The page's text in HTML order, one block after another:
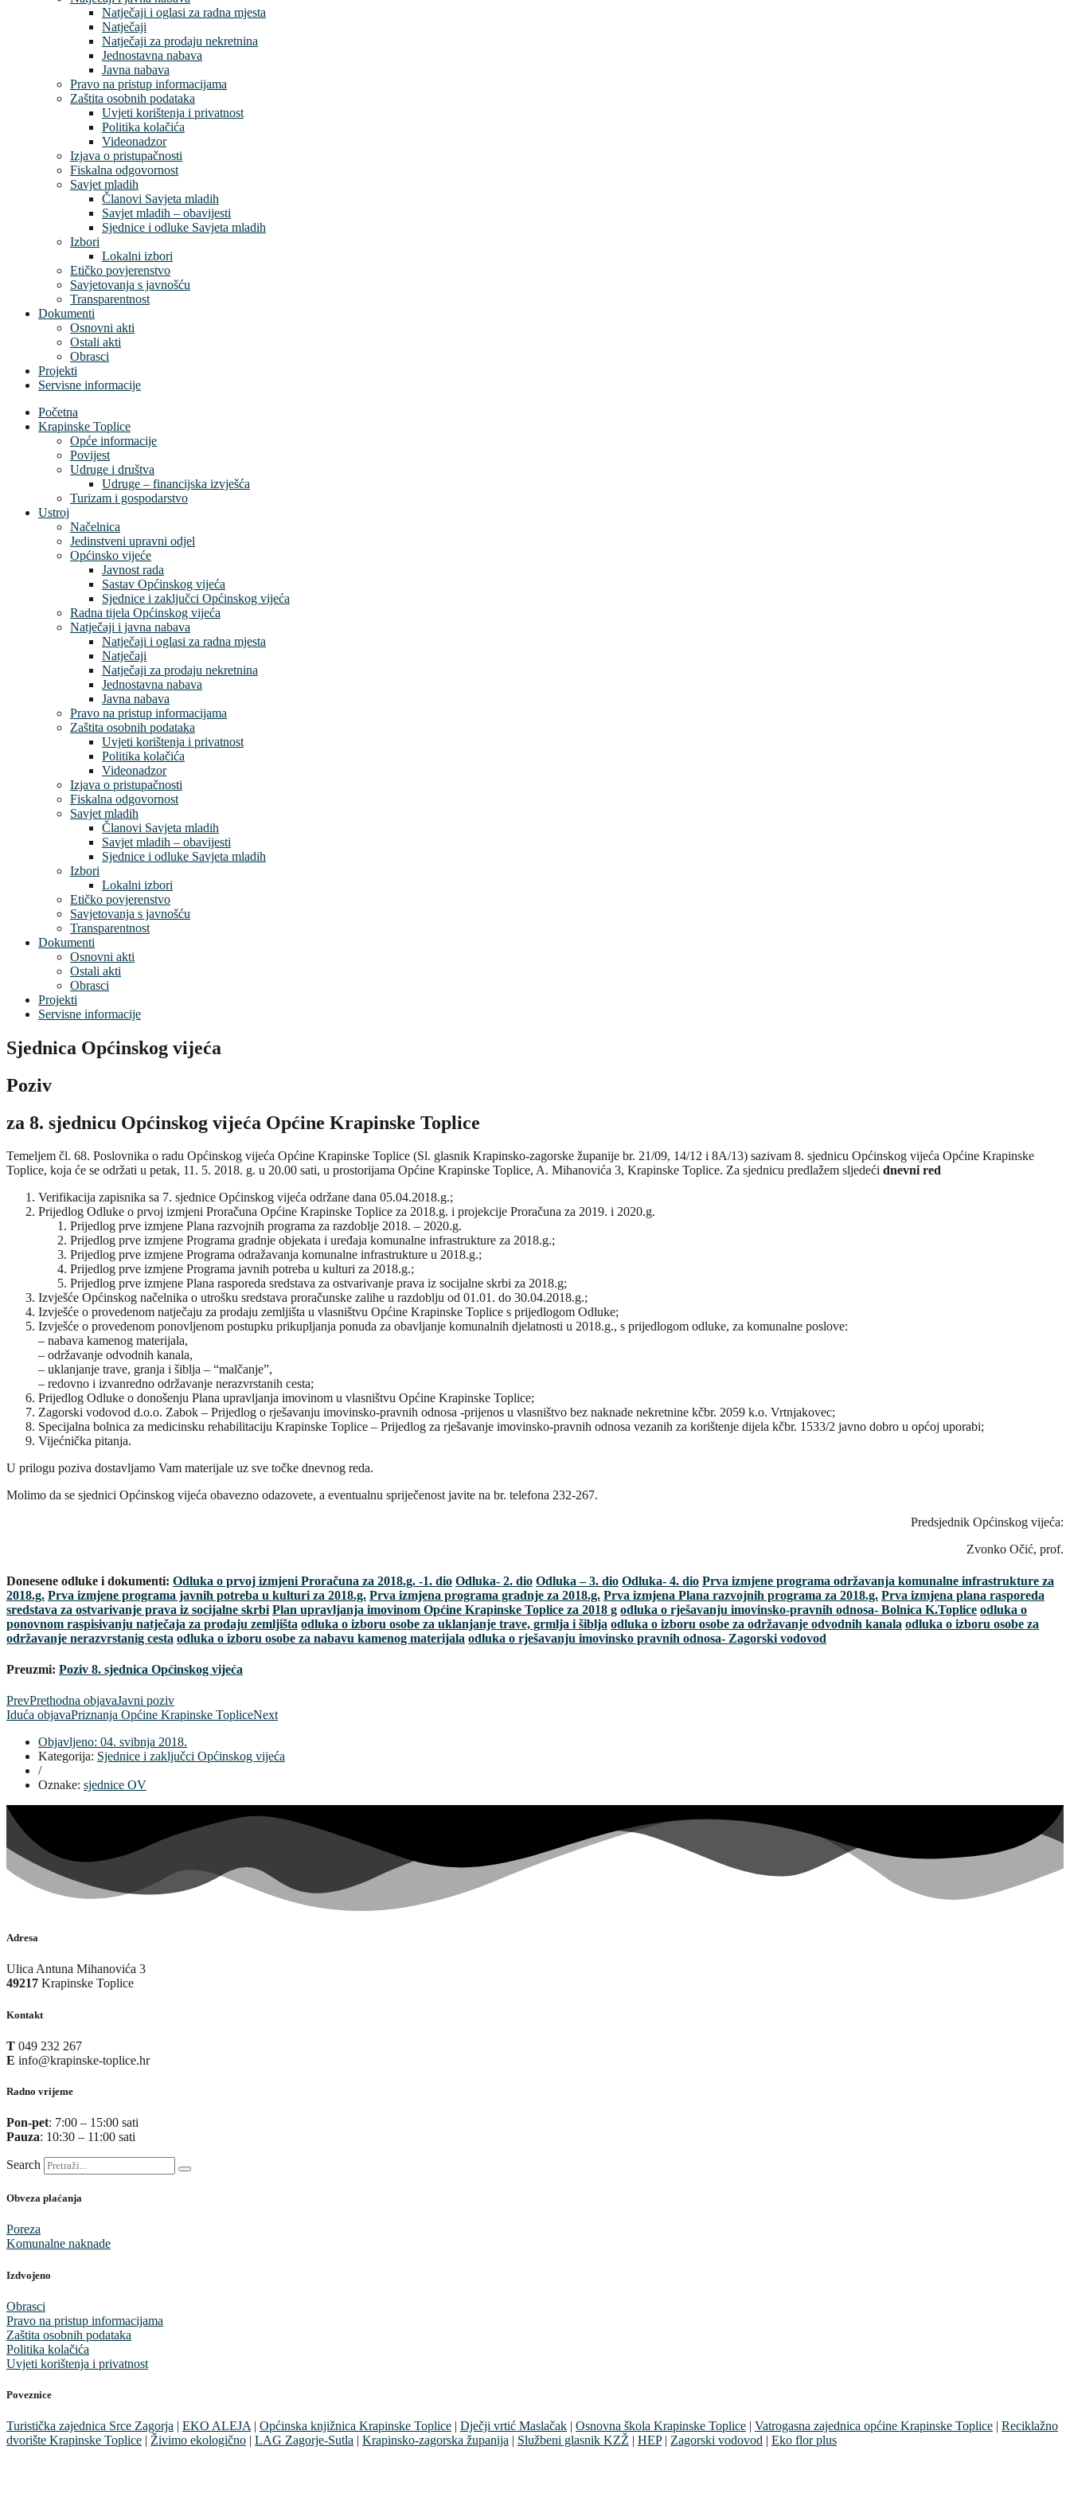
Natječaji i oglasi za radna mjesta
Natječaji
Natječaji za prodaju nekretnina
Jednostavna nabava
Javna nabava
Pravo na pristup informacijama
Zaštita osobnih podataka
Uvjeti korištenja i privatnost
Politika kolačića
Videonadzor
Izjava o pristupačnosti
Fiskalna odgovornost
Savjet mladih
Članovi Savjeta mladih
Savjet mladih – obavijesti
Sjednice i odluke Savjeta mladih
Izbori
Lokalni izbori
Etičko povjerenstvo
Savjetovanja s javnošću
Transparentnost
Dokumenti
Osnovni akti
Ostali akti
Obrasci
Projekti
Servisne informacije
Početna
Krapinske Toplice
Opće informacije
Povijest
Udruge i društva
Udruge – financijska izvješća
Turizam i gospodarstvo
Ustroj
Načelnica
Jedinstveni upravni odjel
Općinsko vijeće
Javnost rada
Sastav Općinskog vijeća
Sjednice i zaključci Općinskog vijeća
Radna tijela Općinskog vijeća
Natječaji i javna nabava
Natječaji i oglasi za radna mjesta
Natječaji
Natječaji za prodaju nekretnina
Jednostavna nabava
Javna nabava
Pravo na pristup informacijama
Zaštita osobnih podataka
Uvjeti korištenja i privatnost
Politika kolačića
Videonadzor
Izjava o pristupačnosti
Fiskalna odgovornost
Savjet mladih
Članovi Savjeta mladih
Savjet mladih – obavijesti
Sjednice i odluke Savjeta mladih
Izbori
Lokalni izbori
Etičko povjerenstvo
Savjetovanja s javnošću
Transparentnost
Dokumenti
Osnovni akti
Ostali akti
Obrasci
Projekti
Servisne informacije
Sjednica Općinskog vijeća
Poziv
za 8. sjednicu Općinskog vijeća Općine Krapinske Toplice
Temeljem čl. 68. Poslovnika o radu Općinskog vijeća Općine Krapinske Toplice (Sl. glasnik Krapinsko-zagorske županije br. 21/09, 14/12 i 8A/13) sazivam 8. sjednicu Općinskog vijeća Općine Krapinske
Toplice, koja će se održati u petak, 11. 5. 2018. g. u 20.00 sati, u prostorijama Općine Krapinske Toplice, A. Mihanovića 3, Krapinske Toplice. Za sjednicu predlažem sljedeći dnevni red
Verifikacija zapisnika sa 7. sjednice Općinskog vijeća održane dana 05.04.2018.g.;
Prijedlog Odluke o prvoj izmjeni Proračuna Općine Krapinske Toplice za 2018.g. i projekcije Proračuna za 2019. i 2020.g.
Prijedlog prve izmjene Plana razvojnih programa za razdoblje 2018. – 2020.g.
Prijedlog prve izmjene Programa gradnje objekata i uređaja komunalne infrastrukture za 2018.g.;
Prijedlog prve izmjene Programa odražavanja komunalne infrastrukture u 2018.g.;
Prijedlog prve izmjene Programa javnih potreba u kulturi za 2018.g.;
Prijedlog prve izmjene Plana rasporeda sredstava za ostvarivanje prava iz socijalne skrbi za 2018.g;
Izvješće Općinskog načelnika o utrošku sredstava proračunske zalihe u razdoblju od 01.01. do 30.04.2018.g.;
Izvješće o provedenom natječaju za prodaju zemljišta u vlasništvu Općine Krapinske Toplice s prijedlogom Odluke;
Izvješće o provedenom ponovljenom postupku prikupljanja ponuda za obavljanje komunalnih djelatnosti u 2018.g., s prijedlogom odluke, za komunalne poslove:
– nabava kamenog materijala,
– održavanje odvodnih kanala,
– uklanjanje trave, granja i šiblja – “malčanje”,
– redovno i izvanredno održavanje nerazvrstanih cesta;
Prijedlog Odluke o donošenju Plana upravljanja imovinom u vlasništvu Općine Krapinske Toplice;
Zagorski vodovod d.o.o. Zabok – Prijedlog o rješavanju imovinsko-pravnih odnosa -prijenos u vlasništvo bez naknade nekretnine kčbr. 2059 k.o. Vrtnjakovec;
Specijalna bolnica za medicinsku rehabilitaciju Krapinske Toplice – Prijedlog za rješavanje imovinsko-pravnih odnosa vezanih za korištenje dijela kčbr. 1533/2 javno dobro u općoj uporabi;
Vijećnička pitanja.
U prilogu poziva dostavljamo Vam materijale uz sve točke dnevnog reda.
Molimo da se sjednici Općinskog vijeća obavezno odazovete, a eventualnu spriječenost javite na br. telefona 232-267.
Predsjednik Općinskog vijeća:
Zvonko Očić, prof.
Donesene odluke i dokumenti: Odluka o prvoj izmjeni Proračuna za 2018.g. -1. dio Odluka- 2. dio Odluka – 3. dio Odluka- 4. dio Prva izmjene programa održavanja komunalne infrastrukture za
2018.g. Prva izmjene programa javnih potreba u kulturi za 2018.g. Prva izmjena programa gradnje za 2018.g. Prva izmjena Plana razvojnih programa za 2018.g. Prva izmjena plana rasporeda
sredstava za ostvarivanje prava iz socijalne skrbi Plan upravljanja imovinom Općine Krapinske Toplice za 2018 g odluka o rješavanju imovinsko-pravnih odnosa- Bolnica K.Toplice odluka o
ponovnom raspisivanju natječaja za prodaju zemljišta odluka o izboru osobe za uklanjanje trave, grmlja i šiblja odluka o izboru osobe za održavanje odvodnih kanala odluka o izboru osobe za
održavanje nerazvrstanig cesta odluka o izboru osobe za nabavu kamenog materijala odluka o rješavanju imovinsko pravnih odnosa- Zagorski vodovod
Preuzmi: Poziv 8. sjednica Općinskog vijeća
PrevPrethodna objavaJavni poziv
Iduća objavaPriznanja Općine Krapinske TopliceNext
Objavljeno: 04. svibnja 2018.
Kategorija: Sjednice i zaključci Općinskog vijeća
/
Oznake: sjednice OV
Adresa
Ulica Antuna Mihanovića 3
49217 Krapinske Toplice
Kontakt
T 049 232 267
E info@krapinske-toplice.hr
Radno vrijeme
Pon-pet: 7:00 – 15:00 sati
Pauza: 10:30 – 11:00 sati
Search
Obveza plaćanja
Poreza
Komunalne naknade
Izdvojeno
Obrasci
Pravo na pristup informacijama
Zaštita osobnih podataka
Politika kolačića
Uvjeti korištenja i privatnost
Poveznice
Turistička zajednica Srce Zagorja | EKO ALEJA | Općinska knjižnica Krapinske Toplice | Dječji vrtić Maslačak | Osnovna škola Krapinske Toplice | Vatrogasna zajednica općine Krapinske Toplice | Reciklažno
dvorište Krapinske Toplice | Živimo ekologično | LAG Zagorje-Sutla | Krapinsko-zagorska županija | Službeni glasnik KZŽ | HEP| Zagorski vodovod | Eko flor plus